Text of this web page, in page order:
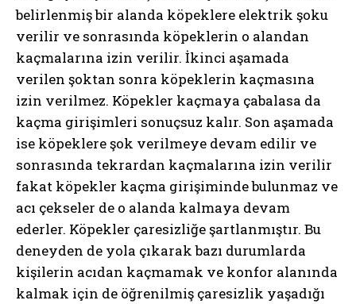
belirlenmiş bir alanda köpeklere elektrik şoku
verilir ve sonrasında köpeklerin o alandan
kaçmalarına izin verilir. İkinci aşamada
verilen şoktan sonra köpeklerin kaçmasına
izin verilmez. Köpekler kaçmaya çabalasa da
kaçma girişimleri sonuçsuz kalır. Son aşamada
ise köpeklere şok verilmeye devam edilir ve
sonrasında tekrardan kaçmalarına izin verilir
fakat köpekler kaçma girişiminde bulunmaz ve
acı çekseler de o alanda kalmaya devam
ederler. Köpekler çaresizliğe şartlanmıştır. Bu
deneyden de yola çıkarak bazı durumlarda
kişilerin acıdan kaçmamak ve konfor alanında
kalmak için de öğrenilmiş çaresizlik yaşadığı